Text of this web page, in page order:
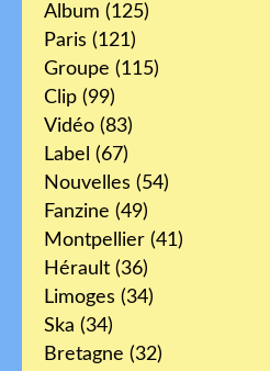
Album (125)
Paris (121)
Groupe (115)
Clip (99)
Vidéo (83)
Label (67)
Nouvelles (54)
Fanzine (49)
Montpellier (41)
Hérault (36)
Limoges (34)
Ska (34)
Bretagne (32)